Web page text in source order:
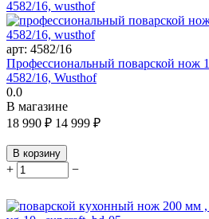
арт: 4582/16
Профессиональный поварской нож
4582/16, Wusthof
0.0
В магазине
18 990 ₽ 14 999 ₽
В корзину
+ −